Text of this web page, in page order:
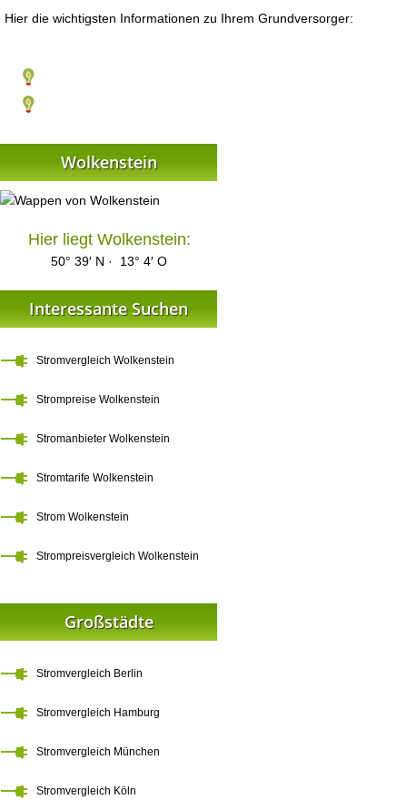
Hier die wichtigsten Informationen zu Ihrem Grundversorger:
Wolkenstein
Hier liegt Wolkenstein:
50° 39′ N · 13° 4′ O
Interessante Suchen
Stromvergleich Wolkenstein
Strompreise Wolkenstein
Stromanbieter Wolkenstein
Stromtarife Wolkenstein
Strom Wolkenstein
Strompreisvergleich Wolkenstein
Großstädte
Stromvergleich Berlin
Stromvergleich Hamburg
Stromvergleich München
Stromvergleich Köln